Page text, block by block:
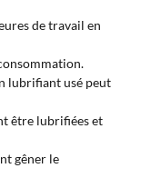
de travail en
lubrifiant usé peut
être lubrifiées et
gêner le